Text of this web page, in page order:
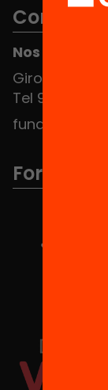
Contacto
Nos puedes
Girona 34,
Tel 934 588